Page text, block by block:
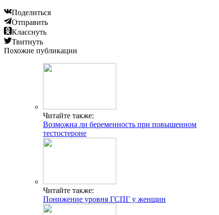
Поделиться
Отправить
Класснуть
Твитнуть
Похожие публикации
Читайте также:
Возможна ли беременность при повышенном
тестостероне
Читайте также:
Понижение уровня ГСПГ у женщин